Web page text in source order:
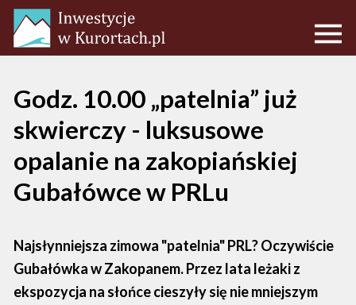
Godz. 10.00 „patelnia” już
skwierczy - luksusowe
opalanie na zakopiańskiej
Gubałówce w PRLu
Najsłynniejsza zimowa "patelnia" PRL? Oczywiście
Gubałówka w Zakopanem. Przez lata leżaki z
ekspozycja na słońce cieszyły się nie mniejszym